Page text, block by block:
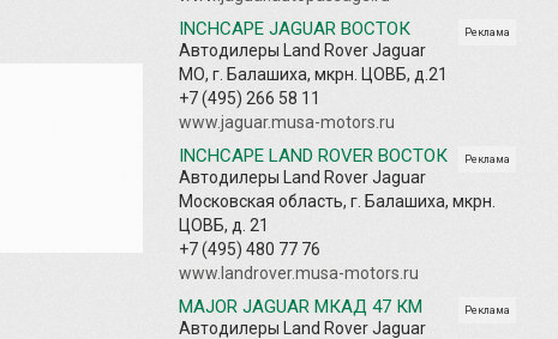
Реклама
INCHCAPE JAGUAR ВОСТОК
Автодилеры Land Rover Jaguar
МО, г. Балашиха, мкрн. ЦОВБ, д.21
+7 (495) 266 58 11
www.jaguar.musa-motors.ru
Реклама
INCHCAPE LAND ROVER ВОСТОК
Автодилеры Land Rover Jaguar
Московская область, г. Балашиха, мкрн.
ЦОВБ, д. 21
+7 (495) 480 77 76
www.landrover.musa-motors.ru
Реклама
MAJOR JAGUAR МКАД 47 КМ
Автодилеры Land Rover Jaguar